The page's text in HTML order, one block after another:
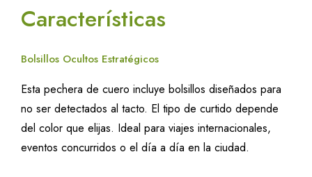
Características
Bolsillos Ocultos Estratégicos
Esta pechera de cuero incluye bolsillos diseñados para
no ser detectados al tacto. El tipo de curtido depende
del color que elijas. Ideal para viajes internacionales,
eventos concurridos o el día a día en la ciudad.